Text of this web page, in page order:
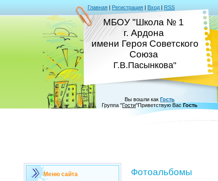
Главная | Регистрация | Вход | RSS
МБОУ "Школа № 1
г. Ардона
имени Героя Советского
Союза
Г.В.Пасынкова"
Вы вошли как Гость
Группа "Гости"Приветствую Вас Гость
Меню сайта Фотоальбомы